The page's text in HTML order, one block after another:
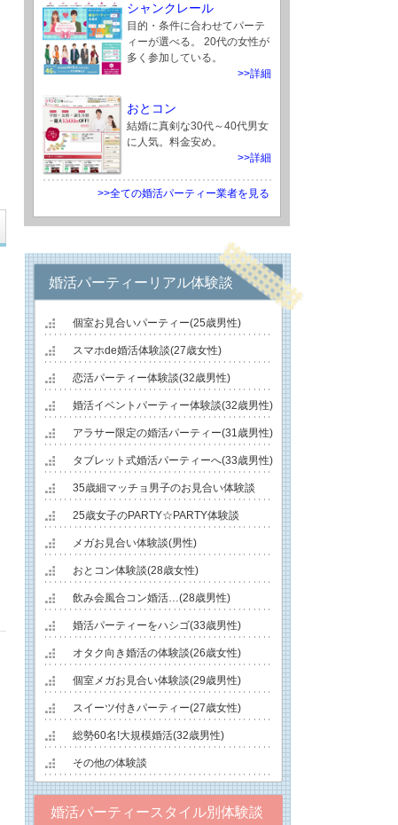
シャンクレール
目的・条件に合わせてパーテ
ィーが選べる。 20代の女性が
多く参加している。
>>詳細
おとコン
結婚に真剣な30代～40代男女
に人気。料金安め。
>>詳細
>>全ての婚活パーティー業者を見る
婚活パーティーリアル体験談
個室お見合いパーティー(25歳男性)
スマホde婚活体験談(27歳女性)
恋活パーティー体験談(32歳男性)
婚活イベントパーティー体験談(32歳男性)
アラサー限定の婚活パーティー(31歳男性)
タブレット式婚活パーティーへ(33歳男性)
35歳細マッチョ男子のお見合い体験談
25歳女子のPARTY☆PARTY体験談
メガお見合い体験談(男性)
おとコン体験談(28歳女性)
飲み会風合コン婚活…(28歳男性)
婚活パーティーをハシゴ(33歳男性)
オタク向き婚活の体験談(26歳女性)
個室メガお見合い体験談(29歳男性)
スイーツ付きパーティー(27歳女性)
総勢60名!大規模婚活(32歳男性)
その他の体験談
婚活パーティースタイル別体験談